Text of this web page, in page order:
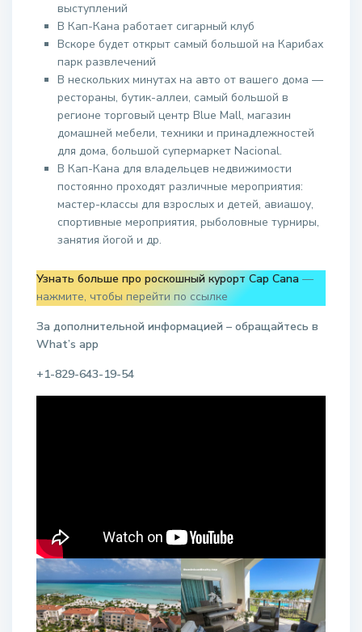
выступлений
В Кап-Кана работает сигарный клуб
Вскоре будет открыт самый большой на Карибах
парк развлечений
В нескольких минутах на авто от вашего дома —
рестораны, бутик-аллеи, самый большой в
регионе торговый центр Blue Mall, магазин
домашней мебели, техники и принадлежностей
для дома, большой супермаркет Nacional.
В Кап-Кана для владельцев недвижимости
постоянно проходят различные мероприятия:
мастер-классы для взрослых и детей, авиашоу,
спортивные мероприятия, рыболовные турниры,
занятия йогой и др.
Узнать больше про роскошный курорт Cap Cana —
нажмите, чтобы перейти по ссылке
За дополнительной информацией – обращайтесь в
What’s app
+1-829-643-19-54